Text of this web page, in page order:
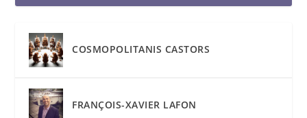
COSMOPOLITANIS CASTORS
FRANÇOIS-XAVIER LAFON